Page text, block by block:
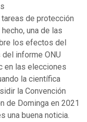
de protección
una de las
los efectos del
informe ONU
en las elecciones
la científica
la Convención
de Dominga en 2021
una buena noticia.